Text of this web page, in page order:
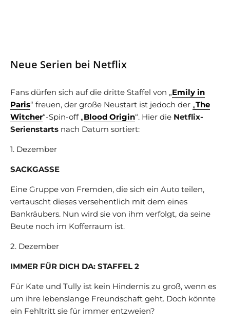
Neue Serien bei Netflix
Fans dürfen sich auf die dritte Staffel von „Emily in
Paris“ freuen, der große Neustart ist jedoch der „The
Witcher“-Spin-off „Blood Origin“. Hier die Netflix-
Serienstarts nach Datum sortiert:
1. Dezember
SACKGASSE
Eine Gruppe von Fremden, die sich ein Auto teilen,
vertauscht dieses versehentlich mit dem eines
Bankräubers. Nun wird sie von ihm verfolgt, da seine
Beute noch im Kofferraum ist.
2. Dezember
IMMER FÜR DICH DA: STAFFEL 2
Für Kate und Tully ist kein Hindernis zu groß, wenn es
um ihre lebenslange Freundschaft geht. Doch könnte
ein Fehltritt sie für immer entzweien?